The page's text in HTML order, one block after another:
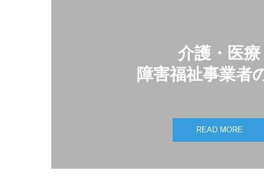
介護・医療
障害福祉事業者
READ MORE